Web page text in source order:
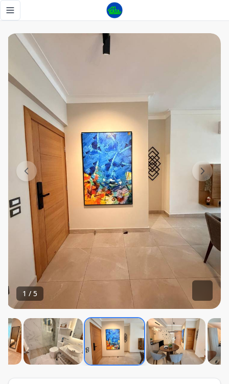
Toggle navigation menu
1 / 5
APARTAMENTO AMUEBLADO EN ESPERILLA, PISCINA,